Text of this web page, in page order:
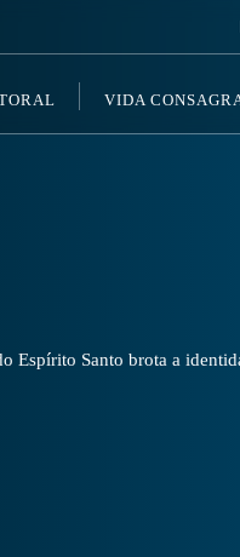
VIDA
Espírito Santo brota a